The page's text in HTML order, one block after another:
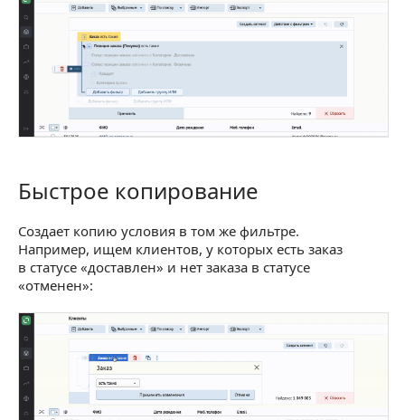
Быстрое копирование
Быстрое копирование
Создает копию условия в том же фильтре.
Например, ищем клиентов, у которых есть заказ
в статусе «доставлен» и нет заказа в статусе
«отменен»: